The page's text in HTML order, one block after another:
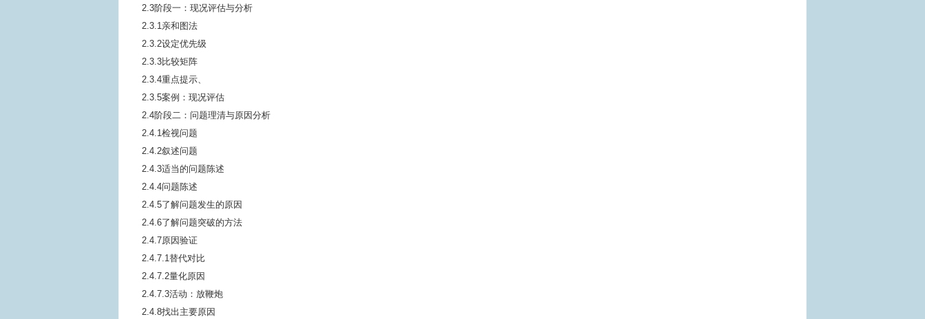
2.3阶段一：现况评估与分析
2.3.1亲和图法
2.3.2设定优先级
2.3.3比较矩阵
2.3.4重点提示、
2.3.5案例：现况评估
2.4阶段二：问题理清与原因分析
2.4.1检视问题
2.4.2叙述问题
2.4.3适当的问题陈述
2.4.4问题陈述
2.4.5了解问题发生的原因
2.4.6了解问题突破的方法
2.4.7原因验证
2.4.7.1替代对比
2.4.7.2量化原因
2.4.7.3活动：放鞭炮
2.4.8找出主要原因